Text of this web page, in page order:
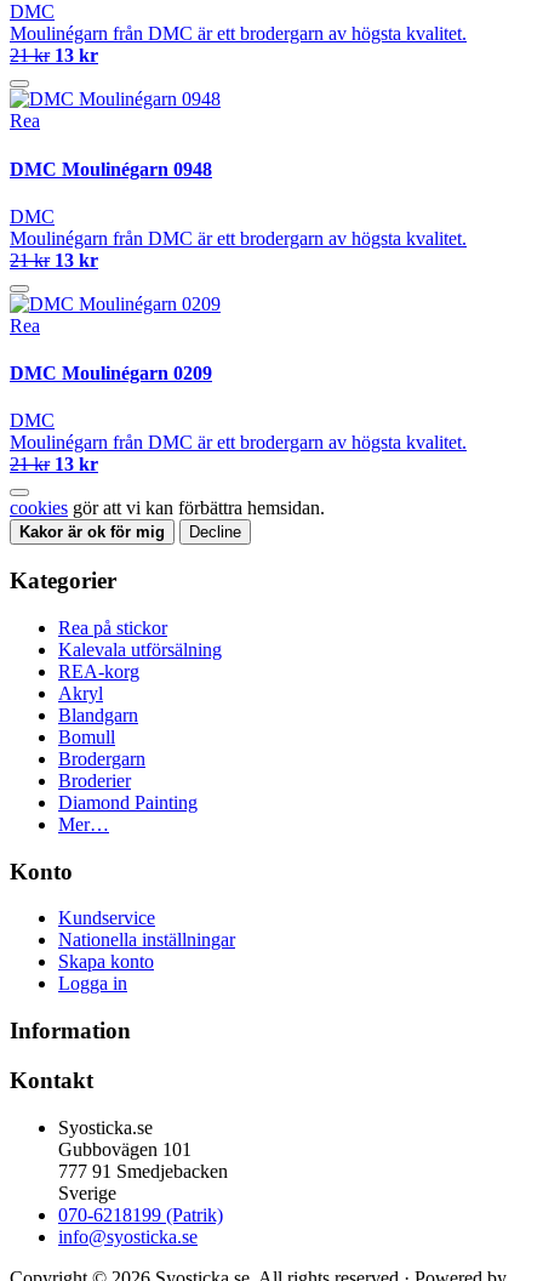
DMC
Moulinégarn från DMC är ett brodergarn av högsta kvalitet.
21 kr 13 kr
Rea
DMC Moulinégarn 0948
DMC
Moulinégarn från DMC är ett brodergarn av högsta kvalitet.
21 kr 13 kr
Rea
DMC Moulinégarn 0209
DMC
Moulinégarn från DMC är ett brodergarn av högsta kvalitet.
21 kr 13 kr
cookies gör att vi kan förbättra hemsidan.
Kakor är ok för mig Decline
Kategorier
Rea på stickor
Kalevala utförsälning
REA-korg
Akryl
Blandgarn
Bomull
Brodergarn
Broderier
Diamond Painting
Mer…
Konto
Kundservice
Nationella inställningar
Skapa konto
Logga in
Information
Kontakt
Syosticka.se
Gubbovägen 101
777 91 Smedjebacken
Sverige
070-6218199 (Patrik)
info@syosticka.se